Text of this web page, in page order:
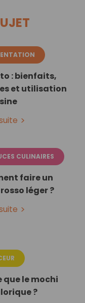
: bienfaits,
et utilisation
CULINAIRES
faire un
léger ?
que le mochi
?